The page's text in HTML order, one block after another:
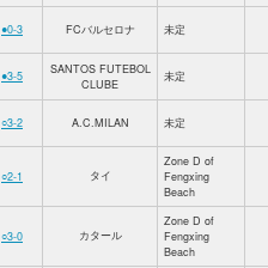
●0-3 FCバルセロナ 未定
●3-5
SANTOS FUTEBOL
CLUBE
未定
○3-2 A.C.MILAN 未定
○2-1 タイ
Zone D of
Fengxing
Beach
○3-0 カタール
Zone D of
Fengxing
Beach